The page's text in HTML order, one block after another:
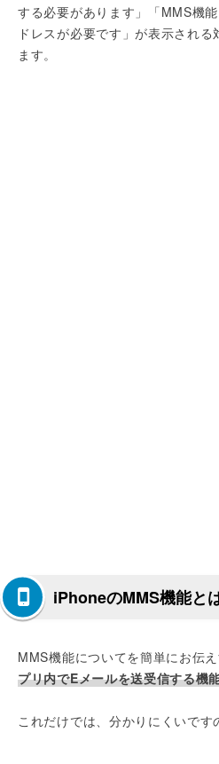
する必要があります」「MMS機
ドレスが必要です」が表示され
ます。
iPhoneのMMS機能と
MMS機能についてを簡単にお伝え
プリ内でEメールを送受信する機
これだけでは、分かりにくいで